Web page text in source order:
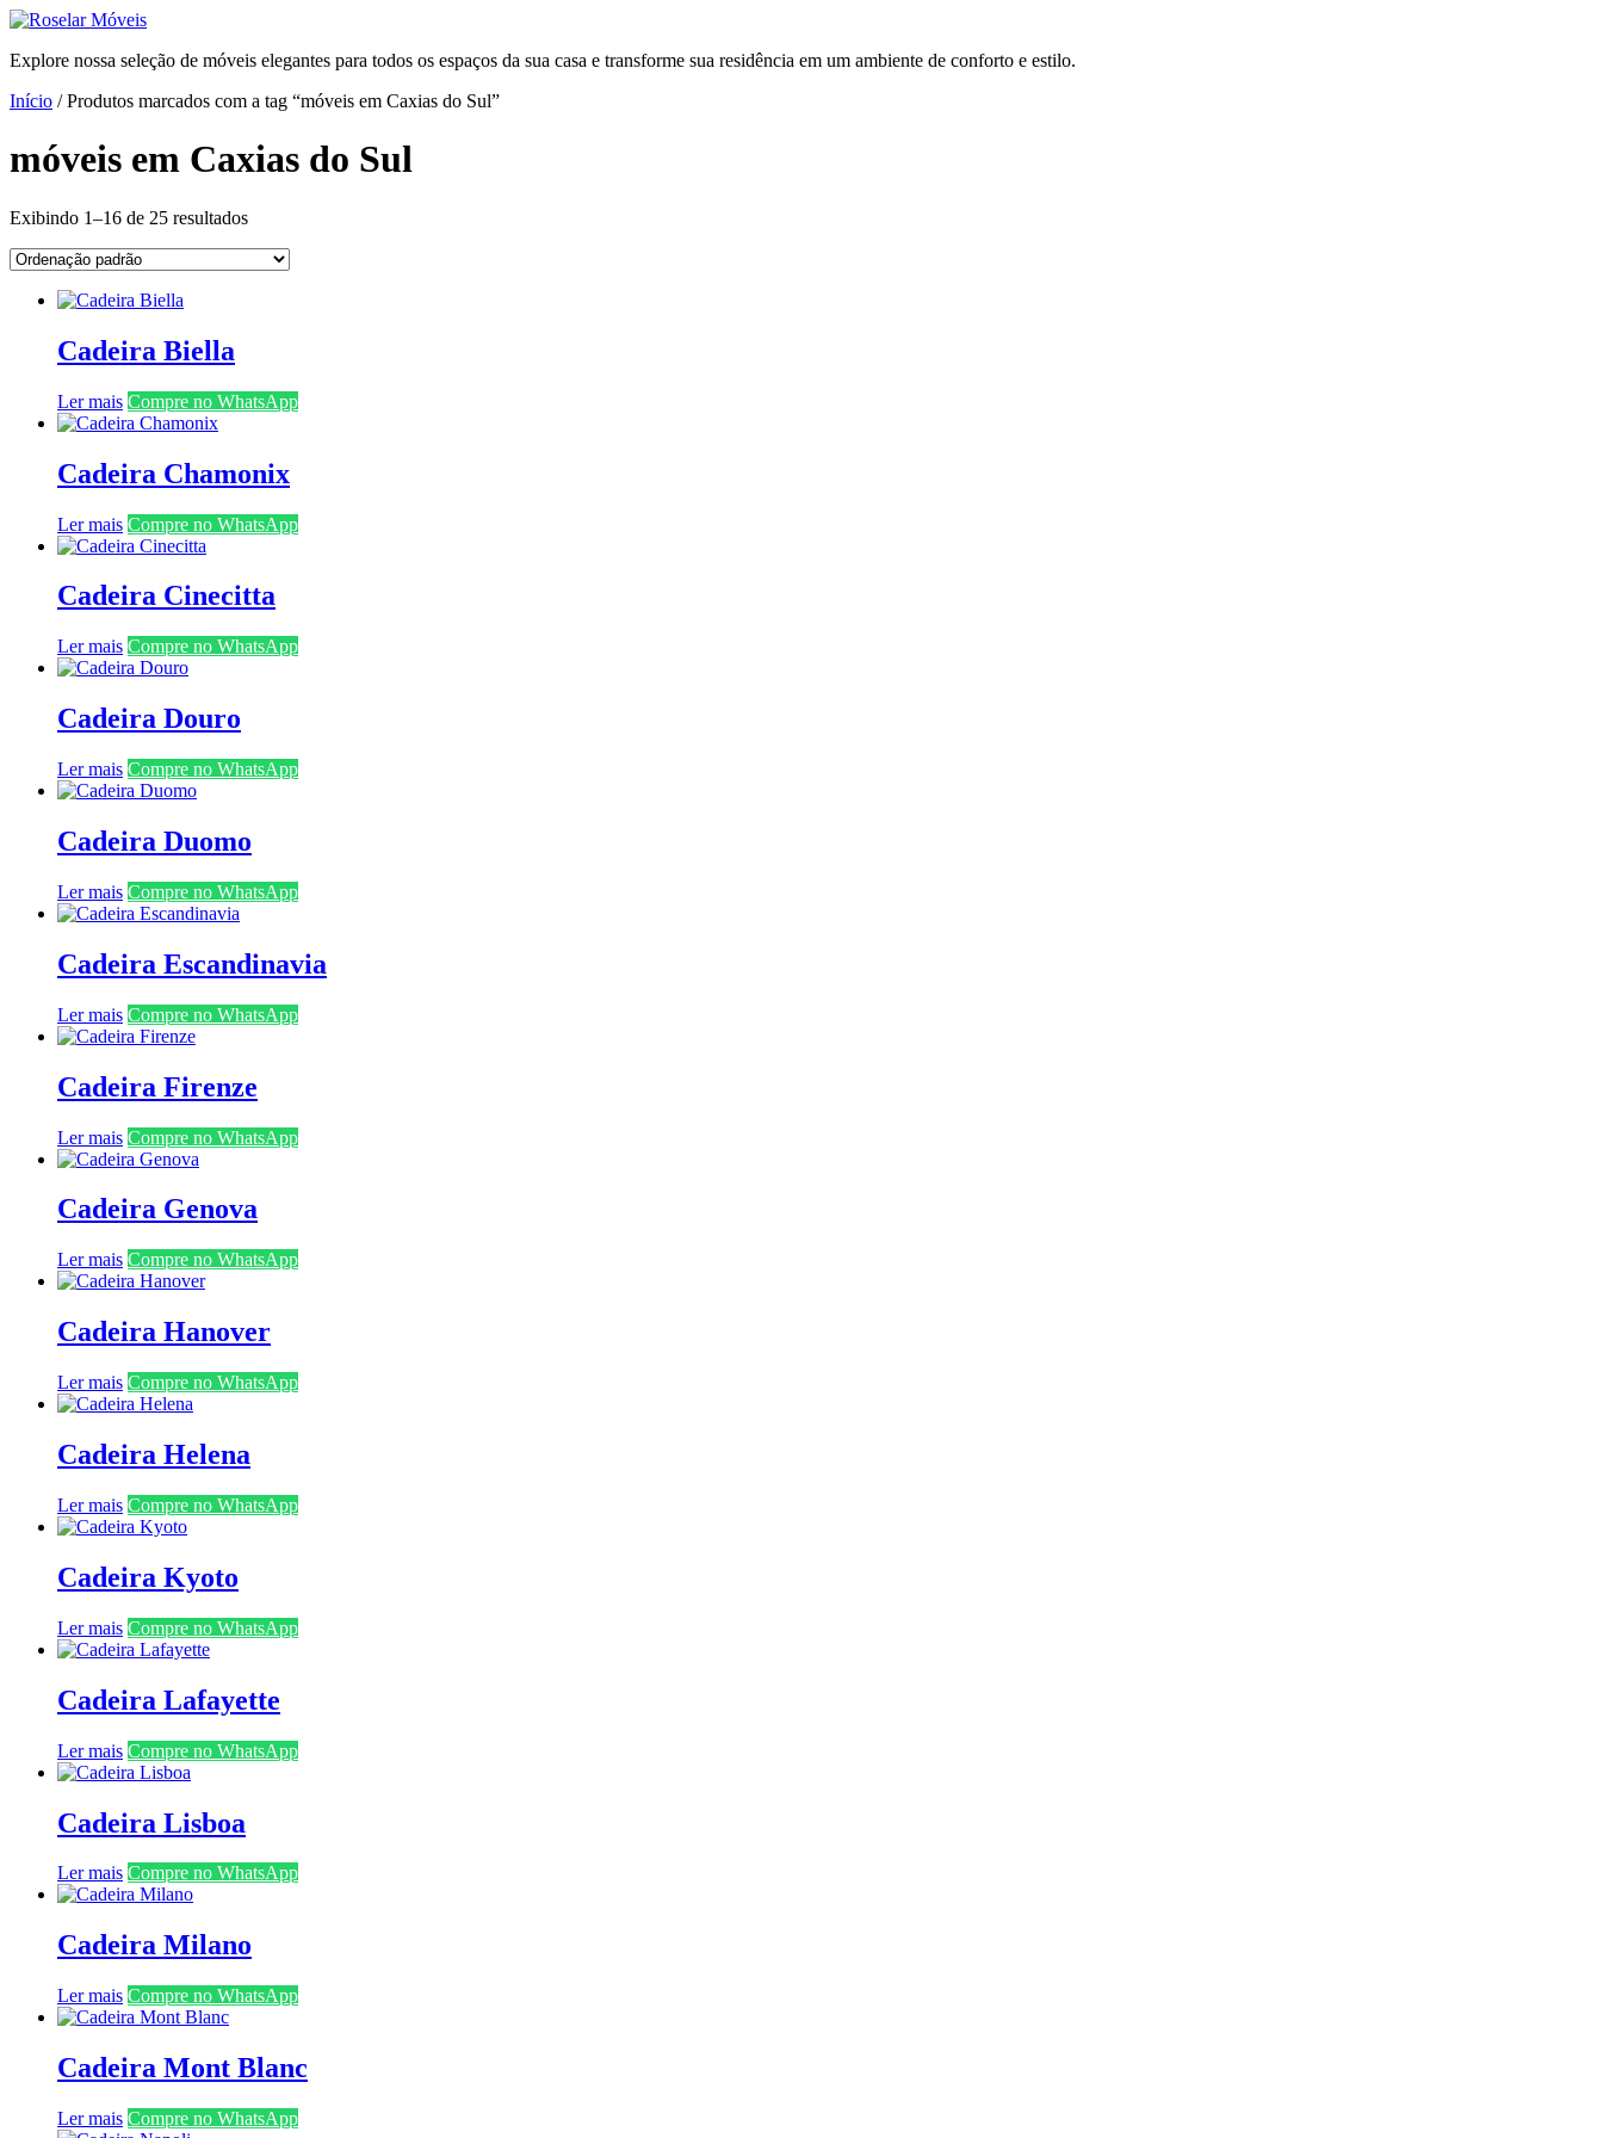
Ir
o
Explore nossa seleção de móveis elegantes para todos os espaços da sua casa e transforme sua residência em um ambiente de conforto e estilo.
Início / Produtos marcados com a tag “móveis em Caxias do Sul”
móveis em Caxias do Sul
Exibindo 1–16 de 25 resultados
Cadeira Biella
Ler mais Compre no WhatsApp
Cadeira Chamonix
Ler mais Compre no WhatsApp
Cadeira Cinecitta
Ler mais Compre no WhatsApp
Cadeira Douro
Ler mais Compre no WhatsApp
Cadeira Duomo
Ler mais Compre no WhatsApp
Cadeira Escandinavia
Ler mais Compre no WhatsApp
Cadeira Firenze
Ler mais Compre no WhatsApp
Cadeira Genova
Ler mais Compre no WhatsApp
Cadeira Hanover
Ler mais Compre no WhatsApp
Cadeira Helena
Ler mais Compre no WhatsApp
Cadeira Kyoto
Ler mais Compre no WhatsApp
Cadeira Lafayette
Ler mais Compre no WhatsApp
Cadeira Lisboa
Ler mais Compre no WhatsApp
Cadeira Milano
Ler mais Compre no WhatsApp
Cadeira Mont Blanc
Ler mais Compre no WhatsApp